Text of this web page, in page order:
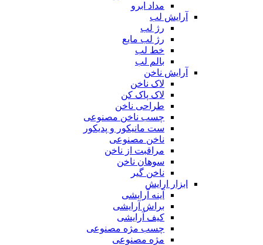
مداد ابرو
آرایش لب
رژ لب
رژ لب مایع
خط لب
بالم لب
آرایش ناخن
لاک ناخن
لاک پاک کن
طراحی ناخن
چسب ناخن مصنوعی
ست مانیکور و پدیکور
ناخن مصنوعی
مراقبت از ناخن
سوهان ناخن
ناخن گیر
ابزار ارایش
آینه آرایشی
براش آرایشی
کیف آرایشی
چسب مژه مصنوعی
مژه مصنوعی